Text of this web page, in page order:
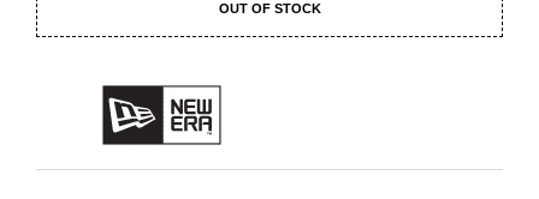
OUT OF STOCK